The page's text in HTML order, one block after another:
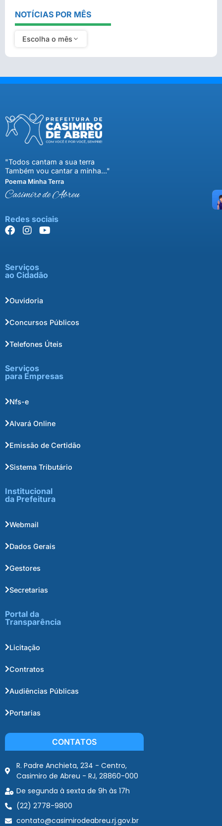
NOTÍCIAS POR MÊS
Escolha o mês
"Todos cantam a sua terra
Também vou cantar a minha..."
Poema Minha Terra
Casimiro de Abreu
Redes sociais
Serviços
ao Cidadão
Ouvidoria
Concursos Públicos
Telefones Úteis
Serviços
para Empresas
Nfs-e
Alvará Online
Emissão de Certidão
Sistema Tributário
Institucional
da Prefeitura
Webmail
Dados Gerais
Gestores
Secretarias
Portal da
Transparência
Licitação
Contratos
Audiências Públicas
Portarias
CONTATOS
R. Padre Anchieta, 234 - Centro,
Casimiro de Abreu - RJ, 28860-000
De segunda à sexta de 9h às 17h
(22) 2778-9800
contato@casimirodeabreu.rj.gov.br